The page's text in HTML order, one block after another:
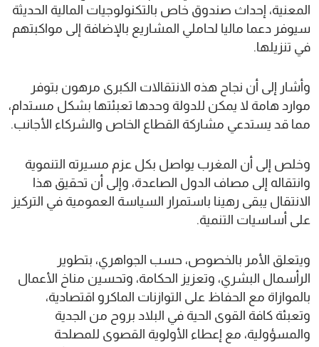
المعنية، إحداث صندوق خاص بالتكنولوجيات المالية الحديثة
سيوفر دعما ماليا لحاملي المشاريع بالإضافة إلى مواكبتهم
في تنزيلها.
وأشار إلى أن نجاح هذه الانتقالات الكبرى مرهون بتوفر
موارد هامة لا يمكن للدولة وحدها تعبئتها بشكل مستدام،
مما قد يستدعي مشاركة القطاع الخاص والشركاء الأجانب.
وخلص إلى أن المغرب يواصل بكل عزم مسيرته التنموية
وانتقاله إلى مصاف الدول الصاعدة، وإلى أن تحقيق هذا
الانتقال يبقى رهينا باستمرار السياسة العمومية في التركيز
على أساسيات التنمية.
ويتعلق الأمر بالخصوص، حسب الجواهري، بتطوير
الرأسمال البشري، وتعزيز الحكامة، وتحسين مناخ الأعمال
بالموازاة مع الحفاظ على التوازنات الماكرو اقتصادية،
وتعبئة كافة القوى الحية في البلاد بروح من الجدية
والمسؤولية، مع إعطاء الأولوية القصوى للمصلحة